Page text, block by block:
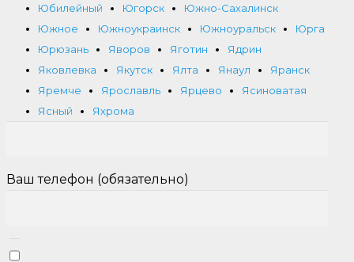
Юбилейный
Югорск
Южно-Сахалинск
Южное
Южноукраинск Южноуральск
Юрга
Юрюзань
Яворов Яготин
Ядрин
Яковлевка
Якутск Ялта Янаул
Яранск
Яремче
Ярославль Ярцево
Ясиноватая
Ясный
Яхрома
Ваш телефон (обязательно)